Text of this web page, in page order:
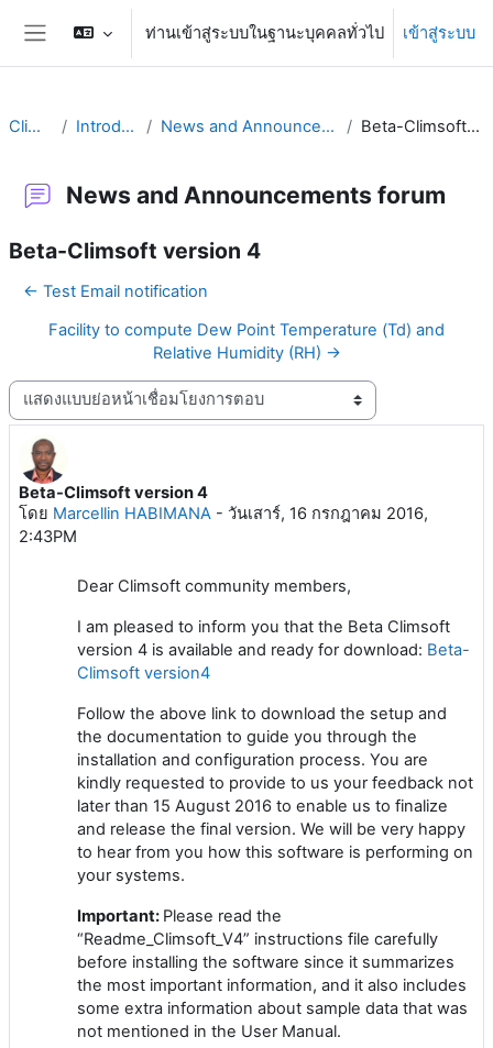
ข้ามไปที่เนื้อหาหลัก
ท่านเข้าสู่ระบบในฐานะบุคคลทั่วไป เข้าสู่ระบบ
Climsoft Introduction News and Announcements forum Beta-Climsoft version 4
News and Announcements forum
Beta-Climsoft version 4
← Test Email notification
Facility to compute Dew Point Temperature (Td) and
Relative Humidity (RH) →
Display mode
Beta-Climsoft version 4
โดย Marcellin HABIMANA - วันเสาร์, 16 กรกฎาคม 2016,
2:43PM
Number of replies: 0
Dear Climsoft community members,
I am pleased to inform you that the Beta Climsoft
version 4 is available and ready for download: Beta-
Climsoft version4
Follow the above link to download the setup and
the documentation to guide you through the
installation and configuration process. You are
kindly requested to provide to us your feedback not
later than 15 August 2016 to enable us to finalize
and release the final version. We will be very happy
to hear from you how this software is performing on
your systems.
Important: Please read the
“Readme_Climsoft_V4” instructions file carefully
before installing the software since it summarizes
the most important information, and it also includes
some extra information about sample data that was
not mentioned in the User Manual.